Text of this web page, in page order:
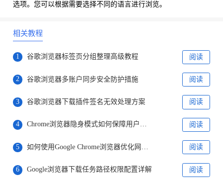
选项。您可以根据需要选择不同的语言进行浏览。
相关教程
1 谷歌浏览器标签页分组整理高级教程 阅读
2 谷歌浏览器多账户同步安全防护措施 阅读
3 谷歌浏览器下载插件签名无效处理方案 阅读
4 Chrome浏览器隐身模式如何保障用户隐私 阅读
5 阅读
6 Google浏览器下载任务路径权限配置详解 阅读